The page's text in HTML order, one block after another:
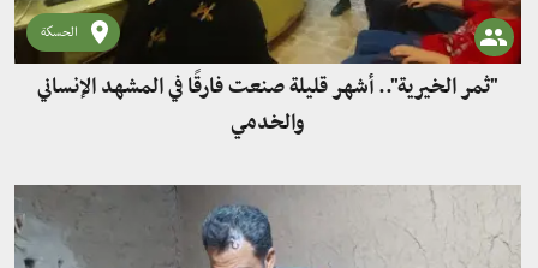
الحسكة
"ثمر الخيرية".. أشهر قليلة صنعت فارقًا في المشهد الإنساني
والخدمي